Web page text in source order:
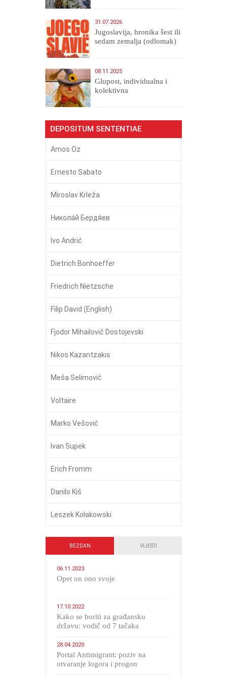
31.07.2026
Jugoslavija, hronika šest ili
sedam zemalja (odlomak)
08.11.2025
Glupost, individualna i
kolektivna
DEPOSITUM SENTENTIAE
Amos Oz
Ernesto Sabato
Miroslav Krleža
Никола́й Бердя́ев
Ivo Andrić
Dietrich Bonhoeffer
Friedrich Nietzsche
Filip David (English)
Fjodor Mihailovič Dostojevski
Nikos Kazantzakis
Meša Selimović
Voltaire
Marko Vešović
Ivan Supek
Erich Fromm
Danilo Kiš
Leszek Kołakowski
BEZDAN VIJESTI
06.11.2023
​Opet on ono svoje
17.10.2022
Kako se boriti za građansku
državu: vodič od 7 tačaka
28.04.2020
Portal Antimigrant: poziv na
otvaranje logora i progon